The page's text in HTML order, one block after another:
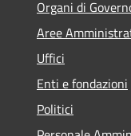
Organi di
Aree
Uffici
Enti e fondazioni
Politici